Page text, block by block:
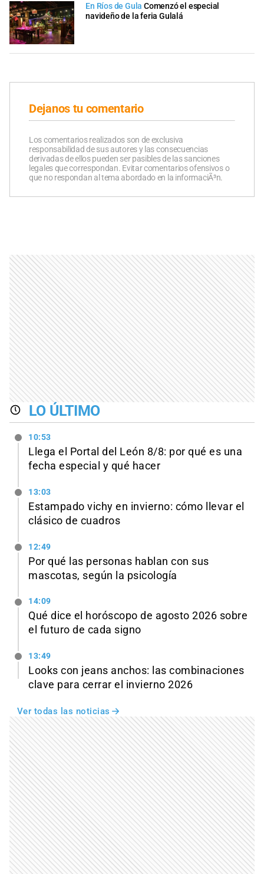
En Ríos de Gula Comenzó el especial
navideño de la feria Gulalá
Dejanos tu comentario
Los comentarios realizados son de exclusiva
responsabilidad de sus autores y las consecuencias
derivadas de ellos pueden ser pasibles de las sanciones
legales que correspondan. Evitar comentarios ofensivos o
que no respondan al tema abordado en la informaciÃ³n.
LO ÚLTIMO
10:53
Llega el Portal del León 8/8: por qué es una
fecha especial y qué hacer
13:03
Estampado vichy en invierno: cómo llevar el
clásico de cuadros
12:49
Por qué las personas hablan con sus
mascotas, según la psicología
14:09
Qué dice el horóscopo de agosto 2026 sobre
el futuro de cada signo
13:49
Looks con jeans anchos: las combinaciones
clave para cerrar el invierno 2026
Ver todas las noticias